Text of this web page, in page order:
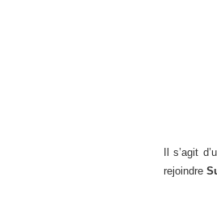
Il s’agit
rejoindre